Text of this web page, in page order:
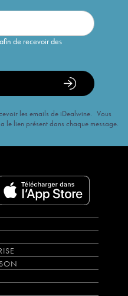
de recevoir des
les emails de iDealwine. Vous
le lien présent dans chaque message.